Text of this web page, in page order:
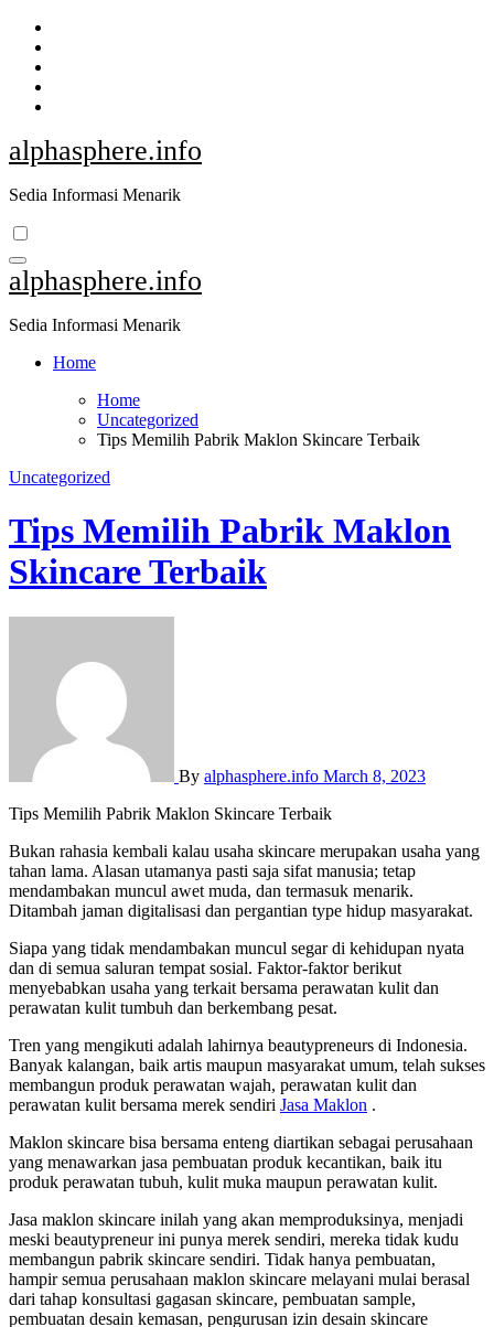
Skip
content
alphasphere.info
Sedia Informasi Menarik
alphasphere.info
Sedia Informasi Menarik
Home
Home
Uncategorized
Tips Memilih Pabrik Maklon Skincare Terbaik
Uncategorized
Tips Memilih Pabrik Maklon
Skincare Terbaik
By alphasphere.info March 8, 2023
Tips Memilih Pabrik Maklon Skincare Terbaik
Bukan rahasia kembali kalau usaha skincare merupakan usaha yang
tahan lama. Alasan utamanya pasti saja sifat manusia; tetap
mendambakan muncul awet muda, dan termasuk menarik.
Ditambah jaman digitalisasi dan pergantian type hidup masyarakat.
Siapa yang tidak mendambakan muncul segar di kehidupan nyata
dan di semua saluran tempat sosial. Faktor-faktor berikut
menyebabkan usaha yang terkait bersama perawatan kulit dan
perawatan kulit tumbuh dan berkembang pesat.
Tren yang mengikuti adalah lahirnya beautypreneurs di Indonesia.
Banyak kalangan, baik artis maupun masyarakat umum, telah sukses
membangun produk perawatan wajah, perawatan kulit dan
perawatan kulit bersama merek sendiri Jasa Maklon .
Maklon skincare bisa bersama enteng diartikan sebagai perusahaan
yang menawarkan jasa pembuatan produk kecantikan, baik itu
produk perawatan tubuh, kulit muka maupun perawatan kulit.
Jasa maklon skincare inilah yang akan memproduksinya, menjadi
meski beautypreneur ini punya merek sendiri, mereka tidak kudu
membangun pabrik skincare sendiri. Tidak hanya pembuatan,
hampir semua perusahaan maklon skincare melayani mulai berasal
dari tahap konsultasi gagasan skincare, pembuatan sample,
pembuatan desain kemasan, pengurusan izin desain skincare